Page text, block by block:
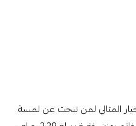
ذهب عيار 21 هو الخيار المثالي لمن تبحث عن لمسة